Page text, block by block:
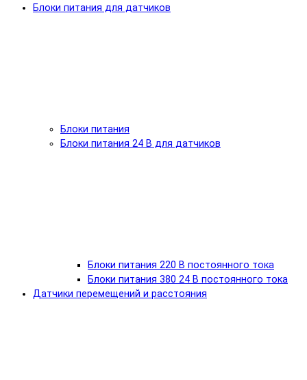
Блоки питания для датчиков
Блоки питания
Блоки питания 24 В для датчиков
Блоки питания 220 В постоянного тока
Блоки питания 380 24 В постоянного тока
Датчики перемещений и расстояния